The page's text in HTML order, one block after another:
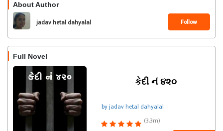
About Author
jadav hetal dahyalal Follow
Full Novel
કેદી નં ૪૨૦
by jadav hetal dahyalal
(3.3m)